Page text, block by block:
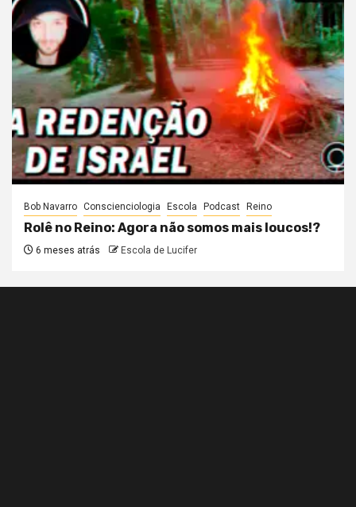
Bob Navarro Conscienciologia Escola Podcast Reino
Rolê no Reino: Agora não somos mais loucos!?
6 meses atrás Escola de Lucifer